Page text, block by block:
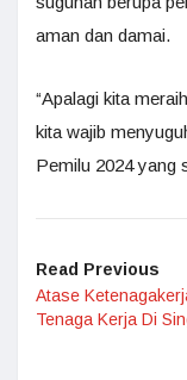
aman dan damai.
“Apalagi kita
kita wajib
Pemilu 2024 yang
Read Previous
Atase
Tenaga Kerja Di